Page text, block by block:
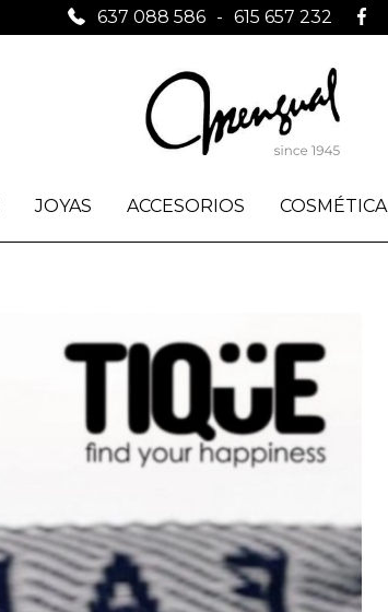
637 088 586 - 615 657 232
JOYAS ACCESORIOS COSMÉTICA